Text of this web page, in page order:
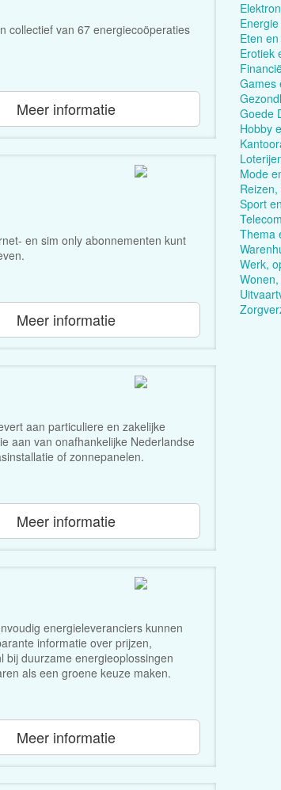
collectief van 67 energiecoöperaties
Meer informatie
en sim only abonnementen kunt
Meer informatie
aan particuliere en zakelijke
aan van onafhankelijke Nederlandse
of zonnepanelen.
Meer informatie
energieleveranciers kunnen
informatie over prijzen,
duurzame energieoplossingen
als een groene keuze maken.
Meer informatie
Energie
Eten
Erotiek
Games
Goede
Hobby
Mode
Sport
Thema
Werk,